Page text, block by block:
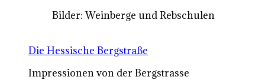
Bilder: Weinberge und Rebschulen
Die Hessische Bergstraße
Impressionen von der Bergstrasse